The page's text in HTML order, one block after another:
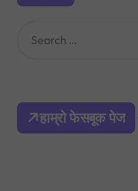
h
o
हाम्रो फेसबूक पेज